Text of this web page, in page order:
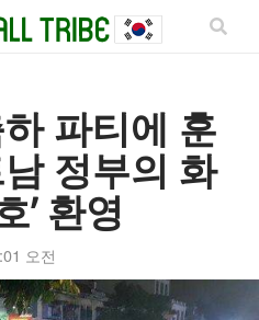
파티에 훈
정부의 화
’ 환영
오전